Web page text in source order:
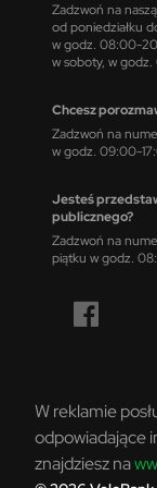
Zadzwoń na
od poniedziałku
w godz. 08:00-
w soboty, w
Chcesz
Zadzwoń na
w godz. 09:00-
Jesteś
publicznego?
Zadzwoń na
piątku w godz.
W reklamie
odpowiadające
znajdziesz na